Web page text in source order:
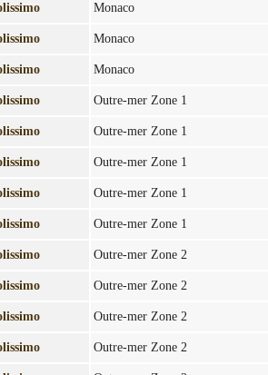
Monaco
Monaco
Monaco
Outre-mer Zone 1
Outre-mer Zone 1
Outre-mer Zone 1
Outre-mer Zone 1
Outre-mer Zone 1
Outre-mer Zone 2
Outre-mer Zone 2
Outre-mer Zone 2
Outre-mer Zone 2